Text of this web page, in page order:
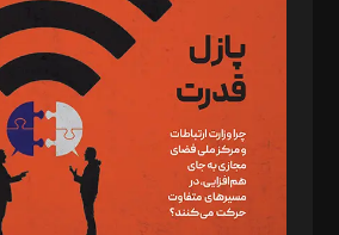
تحریریه‌: مجتبی محمود‌ی، آرش برهمند، یسنا
مصطفی مسجدی آرانی، ابوالفضل رجبی، زهرا
رستمی،مصطفی باستان
ویرایش: نگار استاد‌‌آقا
طراح یونیفرم: مجید توکلی
فیلمبرداری و عکاسی: امیر شفیعی، مانی لطفی
گرافیک و صفحه‌آرایی: سید‌سبحان‌علی ثابت